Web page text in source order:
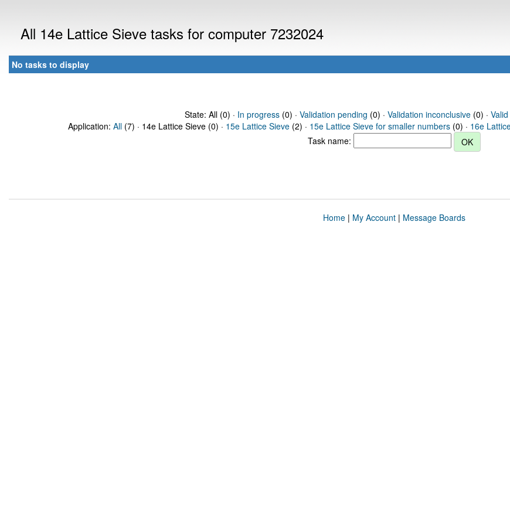
All 14e Lattice Sieve tasks for computer 7232024
No tasks to display
State: All (0) · In progress(0) · Validation pending (0) · Validation inconclusive(0) · Valid
Application: All (7) · 14e Lattice Sieve (0) · 15e Lattice Sieve (2) · 15e Lattice Sieve for smaller numbers (0) · 16e
Task name:
Home| My Account| Message Boards